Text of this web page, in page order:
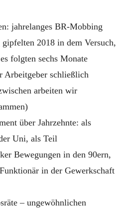
jahrelanges BR-Mobbing
2018 in dem Versuch,
folgten sechs Monate
Arbeitgeber schließlich
arbeiten wir
über Jahrzehnte: als
Uni, als Teil
Bewegungen in den 90ern,
in der Gewerkschaft
– ungewöhnlichen